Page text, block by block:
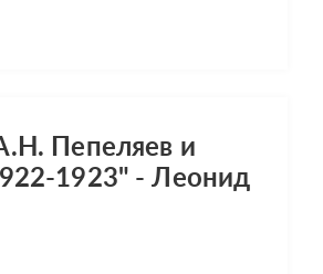
Пепеляев и
1923" - Леонид